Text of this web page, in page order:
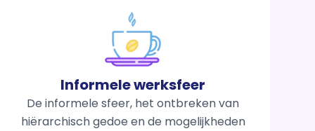
Informele werksfeer
De informele sfeer, het ontbreken van
hiërarchisch gedoe en de mogelijkheden